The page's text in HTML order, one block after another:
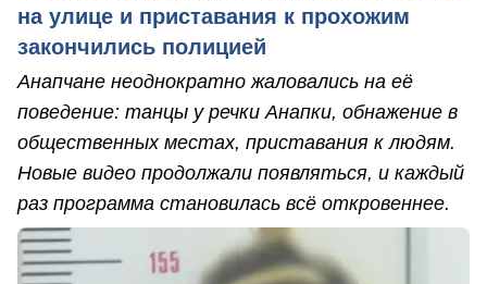
на улице и приставания к прохожим
закончились полицией
Анапчане неоднократно жаловались на её
поведение: танцы у речки Анапки, обнажение в
общественных местах, приставания к людям.
Новые видео продолжали появляться, и каждый
раз программа становилась всё откровеннее.